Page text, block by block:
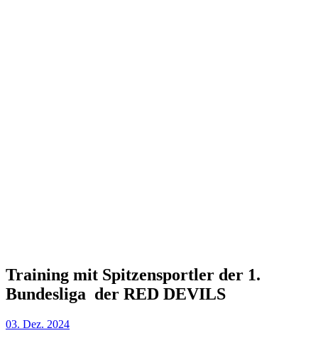
Training mit Spitzensportler der 1.
Bundesliga der RED DEVILS
03. Dez. 2024